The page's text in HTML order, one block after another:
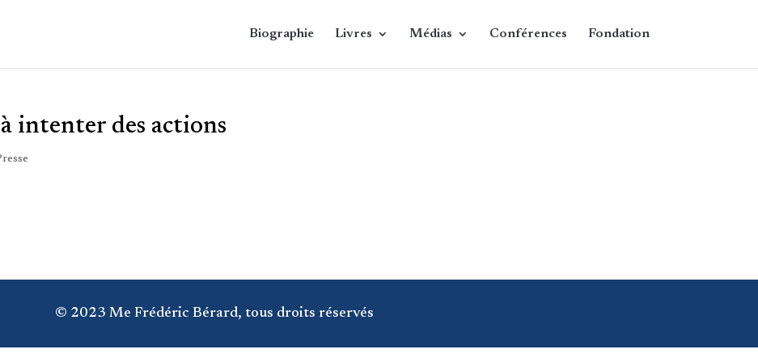
Biographie Livres Médias Conférences Fondation
intenter des actions
© 2023 Me Frédéric Bérard, tous droits réservés